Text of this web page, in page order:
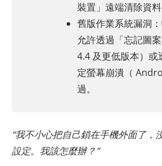
裝置」遠端清除資料
舊版作業系統漏洞
允許透過「忘記圖
4.4 及更低版本）或
定螢幕崩潰（
過。
“我不小心把自己鎖在手機外面了，
設定。我該怎麼辦？”